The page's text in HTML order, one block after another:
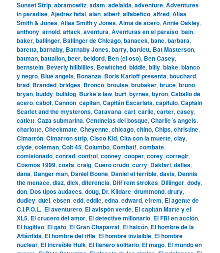
Sunset Strip,abramowitz,adam,adelaida,adventure,Adventures
in paradise,Ajedrez fatal,alan,albert,alfabetico,alfred,Alias
Smith & Jones,Alias Smith y Jones,Alma de acero,Annie Oakley,
anthony,arnold,attack,aventura,Aventuras en el paraíso,bain,
baker,ballinger, Ballinger de Chicago,banacek,bane,barbara,
baretta,barnaby, Barnaby Jones,barry,bartlett, Bat Masterson,
batman,battalion,beer,beldord, Ben (el oso), Ben Casey,
bernstein, Beverly hillbillies, Bewitched,biddle,billy,blake,blanco
y negro, Blue angels, Bonanza, Boris Karloff presenta,bouchard,
brad, Branded,bridges, Bronco,brouise,brubaker,bruce,bruno,
bryan,buddy,bulldog, Burke’s law,burt,byrnes,byron,Caballo de
acero,cabot,Cannon,capitan,Capitán Escarlata,capitulo,Captain
Scarlet and the mysterons,Caravana,carl,carlie,carter,casey,
catlett,Caza submarina,Centinelas del bosque,Charlie´s angels,
charlotte,Checkmate,Cheyenne,chicago,chino,Chips,christine,
Cimarrón,Cimarron strip,Cisco Kid,Cita con la muerte,clay,
clyde,coleman,Colt 45,Columbo,Combat!,combate,
comisionado,conrad,control,cooney,cooper,corey,corregir,
Cosmos 1999,costa,craig,Cuero crudo,curry, Daktari,dallas,
dana, Danger man, Daniel Boone, Daniel el terrible,davis, Dennis
the menace,diaz,dick,diferencia, Diff’rent strokes, Dillinger,dody,
don, Dos tipos audaces,doug, Dr. Kildare,drummond,drury,
dudley,duel,ebsen,edd,eddie,edna,edward,efrem, El agente de
C.I.P.O.L., El aventurero, El avispón verde, El capitán Marte y el
XL5, El crucero del amor, El detective millonario, El FBI en acción,
El fugitivo, El gato, El Gran Chaparral, El halcón, El hombre de la
Atlántida, El hombre del rifle, El hombre invisible, El hombre
nuclear, El increíble Hulk, El llanero solitario, El mago, El mundo en